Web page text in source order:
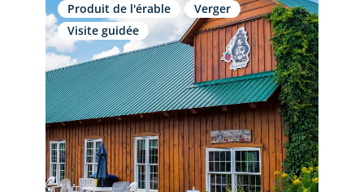
Produit de l'érable
Verger
Visite guidée